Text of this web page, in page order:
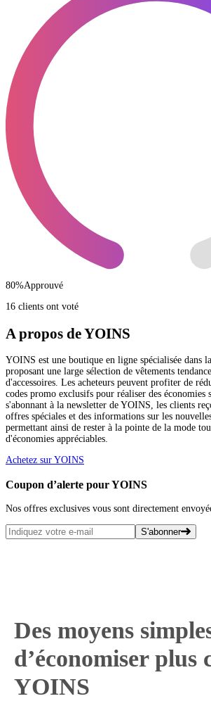
80%Approuvé
16 clients ont voté
A propos de YOINS
YOINS est une boutique en ligne spécialisée dans
proposant une large sélection de vêtements
d'accessoires. Les acheteurs peuvent profiter de
codes promo exclusifs pour réaliser des économies
s'abonnant à la newsletter de YOINS, les clients
offres spéciales et des informations sur les
permettant ainsi de rester à la pointe de la mode
d'économies appréciables.
Achetez sur YOINS
Coupon d’alerte pour YOINS
Nos offres exclusives vous sont directement
S'abonner
Des moyens
d’économiser plus
YOINS